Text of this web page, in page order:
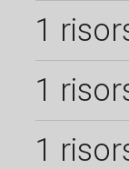
1
1
1